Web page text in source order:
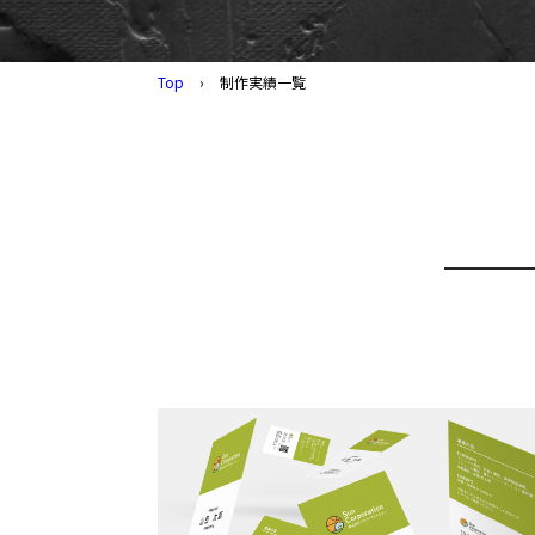
Top › 制作実績一覧